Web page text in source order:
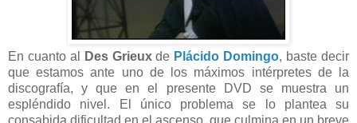
En cuanto al Des Grieuxde Plácido Domingo, baste decir
que estamos ante uno de los máximos intérpretes de la
discografía, y que en el presente DVD se muestra un
espléndido nivel. El único problema se lo plantea su